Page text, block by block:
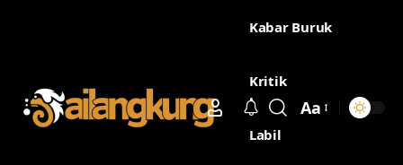
Kabar Buruk
Kritik
Labil
Aa